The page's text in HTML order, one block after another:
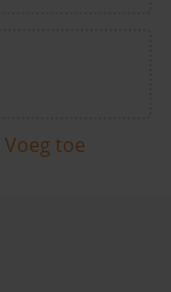
Voeg toe